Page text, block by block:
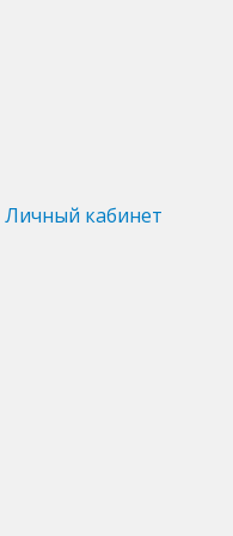
Личный кабинет